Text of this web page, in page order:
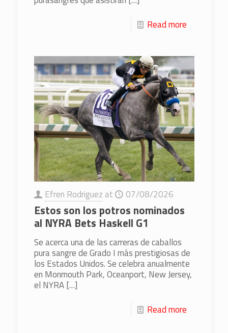
Read more
Efren Rodriguez at 07/08/2026
Estos son los potros nominados
al NYRA Bets Haskell G1
Se acerca una de las carreras de caballos
pura sangre de Grado I más prestigiosas de
los Estados Unidos. Se celebra anualmente
en Monmouth Park, Oceanport, New Jersey,
el NYRA[…]
Read more